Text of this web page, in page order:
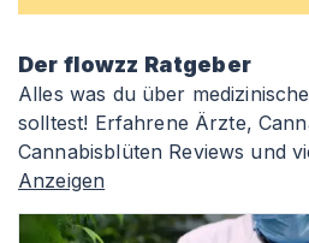
Der flowzz Ratgeber
Alles was du über
solltest! Erfahrene Ärzte,
Cannabisblüten Reviews und
Anzeigen